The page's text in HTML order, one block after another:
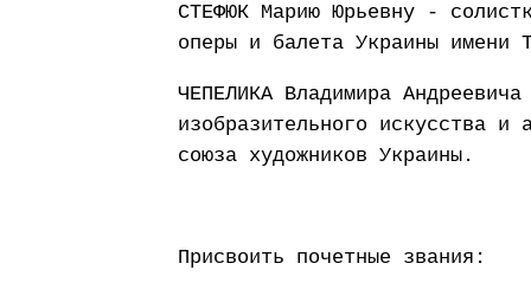
СТЕФЮК Марию Юрьевну -
оперы и балета Украины имени
ЧЕПЕЛИКА Владимира
изобразительного искусства и
союза художников Украины.
Присвоить почетные звания: